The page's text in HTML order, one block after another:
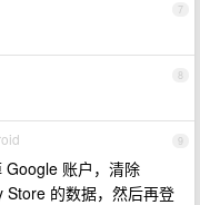
7
8
9
Google 账户，清除
的数据，然后再登